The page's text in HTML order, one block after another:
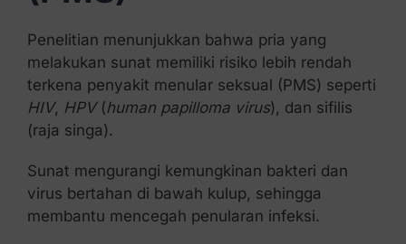
Penelitian menunjukkan bahwa pria yang
melakukan sunat memiliki risiko lebih rendah
terkena penyakit menular seksual (PMS) seperti
HIV, HPV(human papilloma virus), dan sifilis
(raja singa).
Sunat mengurangi kemungkinan bakteri dan
virus bertahan di bawah kulup, sehingga
membantu mencegah penularan infeksi.